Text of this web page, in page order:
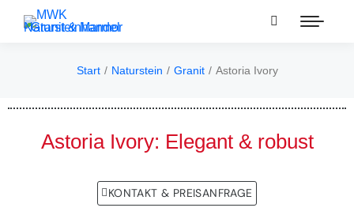
Sie befinden sich hier:
Start Naturstein Granit Astoria Ivory
Astoria Ivory: Elegant & robust
KONTAKT & PREISANFRAGE